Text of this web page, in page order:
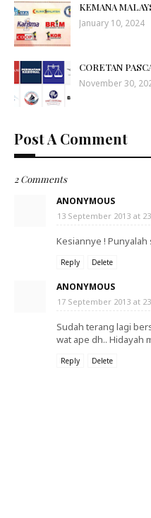
KEMANA
January 10, 2024
CORETAN
November 30,
Post A Comment
2 Comments
ANONYMOUS
13 September 2013 at
Kesiannye ! Punyalah
Reply Delete
ANONYMOUS
17 September 2013 at
Sudah terang lagi
wat ape dh.. Hidayah
Reply Delete